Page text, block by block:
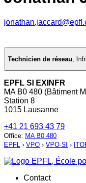
Technicien de réseau,
EPFL SI EXINFR
MA B0 480 (Bâtiment
Station 8
1015 Lausanne
+41 21 693 43 79
Office: MA B0 480
EPFL › VPO › VPO-SI ›
Contact